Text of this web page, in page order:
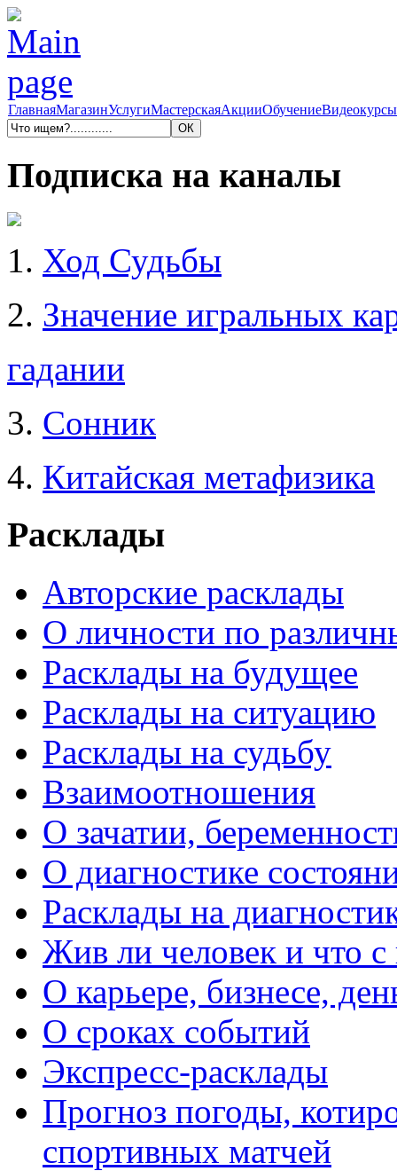
ГлавнаяМагазинУслугиМастерскаяАкцииОбучениеВидеокурсы
Подписка на каналы
1. Ход Судьбы
2. Значение игральных
гадании
3. Сонник
4. Китайская метафизика
Расклады
Авторские расклады
О личности по
Расклады на будущее
Расклады на ситуацию
Расклады на судьбу
Взаимоотношения
О зачатии,
О диагностике
Расклады на
Жив ли человек и что
О карьере, бизнесе,
О сроках событий
Экспресс-расклады
Прогноз погоды,
спортивных матчей